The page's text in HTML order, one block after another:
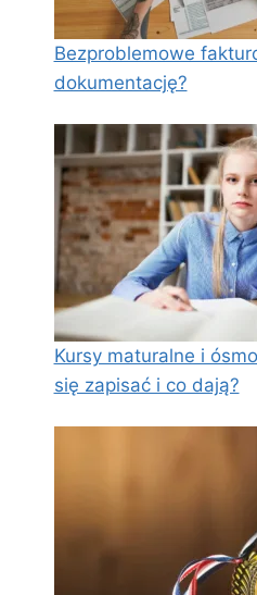
Bezproblemowe
dokumentację?
Kursy maturalne i
się zapisać i co dają?